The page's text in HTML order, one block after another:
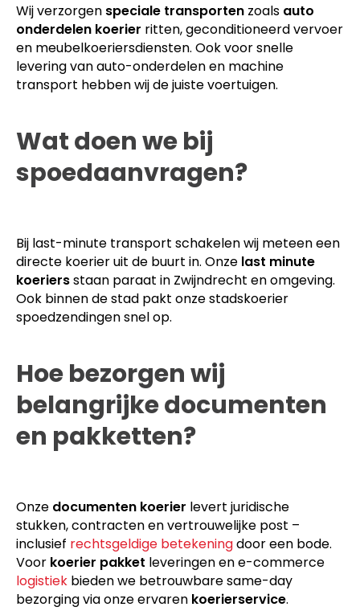
Wij verzorgen speciale transporten zoals auto
onderdelen koerier ritten, geconditioneerd vervoer
en meubelkoeriersdiensten. Ook voor snelle
levering van auto-onderdelen en machine
transport hebben wij de juiste voertuigen.
Wat doen we bij
spoedaanvragen?
Bij last-minute transport schakelen wij meteen een
directe koerier uit de buurt in. Onze last minute
koeriersstaan paraat in Zwijndrecht en omgeving.
Ook binnen de stad pakt onze stadskoerier
spoedzendingen snel op.
Hoe bezorgen wij
belangrijke documenten
en pakketten?
Onze documenten koerier levert juridische
stukken, contracten en vertrouwelijke post –
inclusief rechtsgeldige betekeningdoor een bode.
Voor koerier pakket leveringen en e-commerce
logistiek bieden we betrouwbare same-day
bezorging via onze ervaren koerierservice.